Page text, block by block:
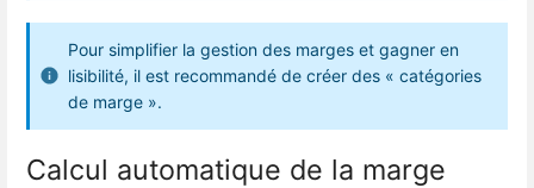
Pour simplifier la gestion des marges et gagner en
lisibilité, il est recommandé de créer des « catégories
de marge ».
Calcul automatique de la marge